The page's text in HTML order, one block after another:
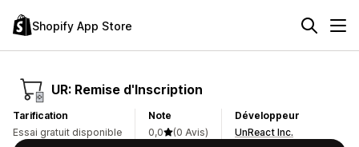
Shopify App Store
UR: Remise d'Inscription
Tarification
Essai gratuit disponible
Note
0,0
(0 Avis)
Développeur
UnReact Inc.